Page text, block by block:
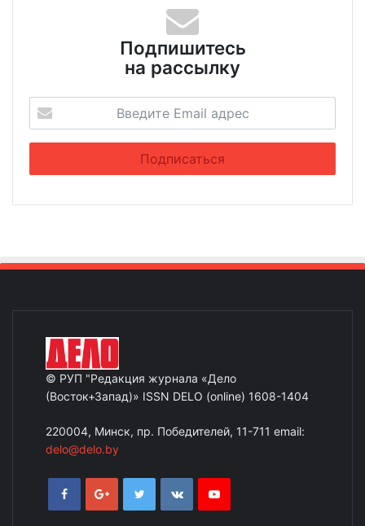
Подпишитесь
на рассылку
© РУП "Редакция журнала «Дело
(Восток+Запад)» ISSN DELO (online) 1608-1404
220004, Минск, пр. Победителей, 11-711 email:
delo@delo.by